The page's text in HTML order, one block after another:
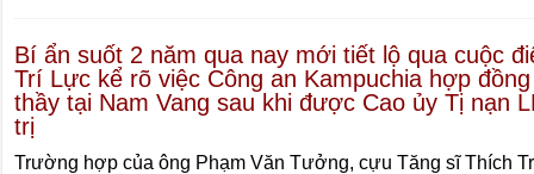
Bí ẩn suốt 2 năm qua nay mới tiết lộ qua cuộc
Trí Lực kể rõ việc Công an Kampuchia hợp
thầy tại Nam Vang sau khi được Cao ủy Tị nạn
trị
Trường hợp của ông Phạm Văn Tưởng, cựu Tăng sĩ Thích